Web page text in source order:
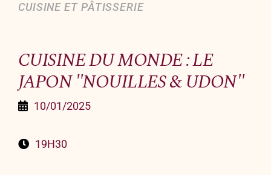
CUISINE ET PÂTISSERIE
CUISINE DU MONDE : LE
JAPON "NOUILLES & UDON"
10/01/2025
19H30